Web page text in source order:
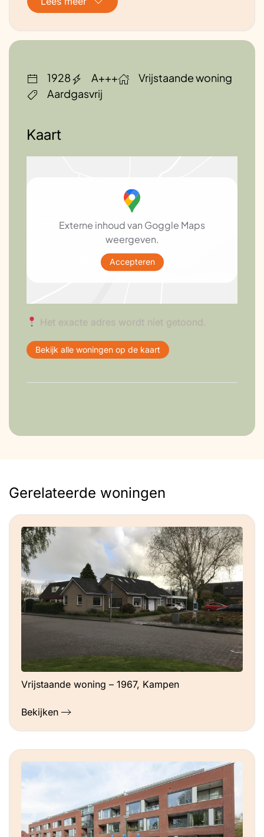
wtw-systeem
1928 A+++
Vrijstaande woning
Aardgasvrij
Kaart
Externe inhoud van Goggle Maps
weergeven.
Accepteren
Het exacte adres wordt niet getoond.
Bekijk alle woningen op de kaart
Gerelateerde woningen
Vrijstaande woning – 1967, Kampen
Bekijken